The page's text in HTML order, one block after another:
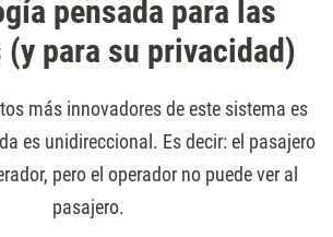
pensada para las
(y para su privacidad)
más innovadores de este sistema es
es unidireccional. Es decir: el pasajero
pero el operador no puede ver al
pasajero.